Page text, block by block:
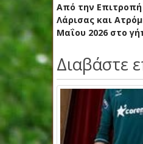
Από την Επιτροπή
Λάρισας και
Μαΐου 2026 στο
Διαβάστε